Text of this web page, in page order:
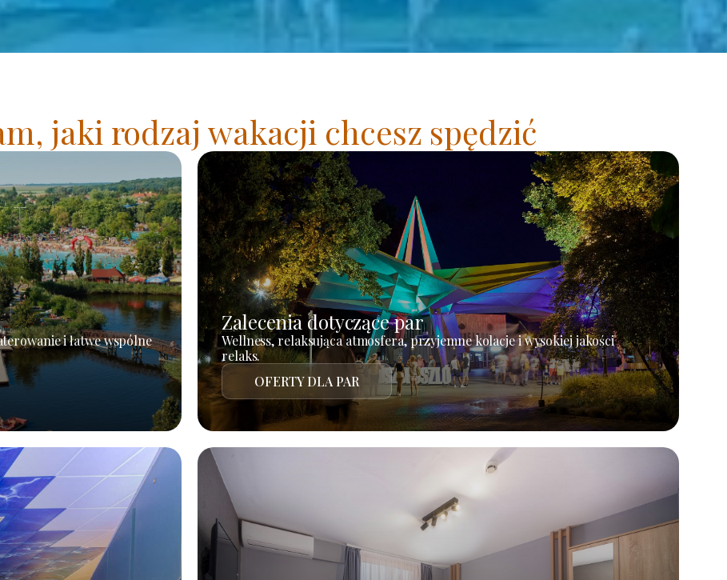
jaki rodzaj wakacji chcesz spędzić
i łatwe wspólne
Zalecenia dotyczące par
Wellness, relaksująca atmosfera, przyjemne kolacje i wysokiej jakości
relaks.
OFERTY DLA PAR